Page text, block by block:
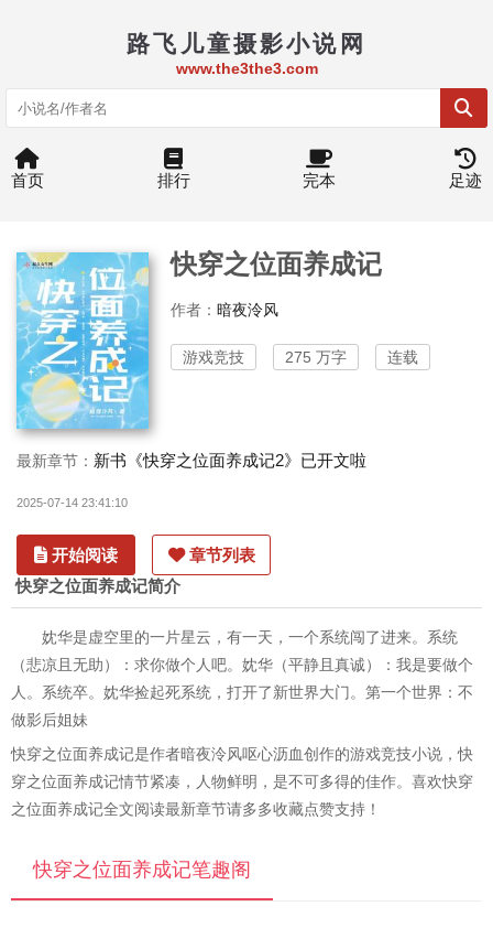
路飞儿童摄影小说网
www.the3the3.com
首页 排行 完本 足迹
快穿之位面养成记
作者： 暗夜泠风
游戏竞技 275 万字 连载
最新章节： 新书《快穿之位面养成记2》已开文啦
2025-07-14 23:41:10
开始阅读 章节列表
快穿之位面养成记简介
妉华是虚空里的一片星云，有一天，一个系统闯了进来。系统
（悲凉且无助）：求你做个人吧。妉华（平静且真诚）：我是要做个
人。系统卒。妉华捡起死系统，打开了新世界大门。第一个世界：不
做影后姐妹
快穿之位面养成记是作者暗夜泠风呕心沥血创作的游戏竞技小说，快
穿之位面养成记情节紧凑，人物鲜明，是不可多得的佳作。喜欢快穿
之位面养成记全文阅读最新章节请多多收藏点赞支持！
快穿之位面养成记笔趣阁